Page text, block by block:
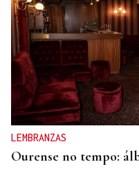
BALANCE
El Vaticano cerró
alza por la
inmuebles
LEMBRANZAS
Ourense no tempo: